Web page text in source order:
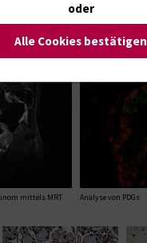
mittels MRT Analyse von PDGs
oder
Alle Cookies bestätigen